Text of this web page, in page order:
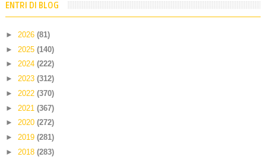
ENTRI DI BLOG
► 2026 (81)
► 2025 (140)
► 2024 (222)
► 2023 (312)
► 2022 (370)
► 2021 (367)
► 2020 (272)
► 2019 (281)
► 2018 (283)